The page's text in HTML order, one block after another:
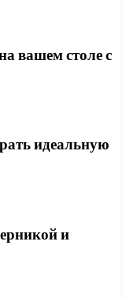
вашем столе с
идеальную
и